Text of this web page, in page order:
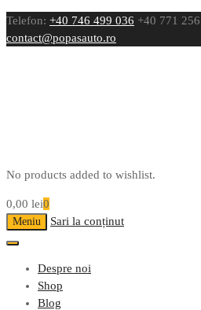
Telefon: +40 746 499 036 +40 771
contact@popasauto.ro
No products added to wishlist.
0,00 lei0
Meniu Sari la conținut
Despre noi
Shop
Blog